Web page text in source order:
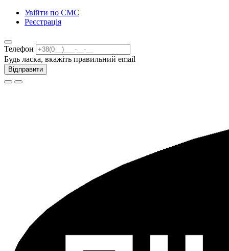
Увійти по СМС
Реєстрація
Телефон
Будь ласка, вкажіть правильний email
Відправити